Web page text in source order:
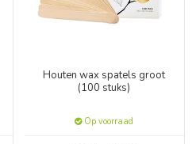
Houten wax spatels groot
(100 stuks)
Op voorraad